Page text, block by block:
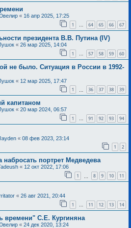
« 16 апр 2025, 17:25
1 … 64 65 66 67
президента В.В. Путина (IV)
« 26 мар 2025, 14:04
1 … 57 58 59 60
не было. Ситуация в России в 1992-
« 12 мар 2025, 17:47
1 36 37 38 39
капитаном
« 20 мар 2024, 06:57
1 … 91 92 93 94
« 08 фев 2023, 23:14
1 2
портрет Медведева
« 12 окт 2022, 17:06
1 8 9 10 11
« 26 авг 2021, 20:44
1 … 11 12 13 14
времени" С.Е. Кургиняна
« 24 дек 2020, 13:24